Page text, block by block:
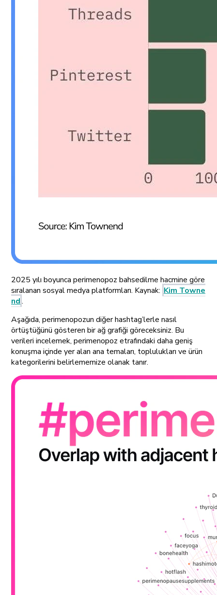
2025 yılı boyunca perimenopoz bahsedilme hacmine göre
sıralanan sosyal medya platformları. Kaynak: Kim Towne
nd.
Aşağıda, perimenopozun diğer hashtag’lerle nasıl
örtüştüğünü gösteren bir ağ grafiği göreceksiniz. Bu
verileri incelemek, perimenopoz etrafındaki daha geniş
konuşma içinde yer alan ana temaları, toplulukları ve ürün
kategorilerini belirlememize olanak tanır.